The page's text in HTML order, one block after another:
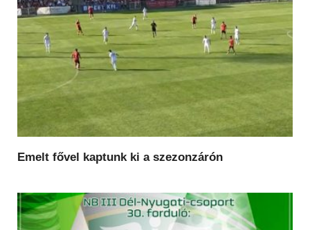
Emelt fővel kaptunk ki a szezonzárón